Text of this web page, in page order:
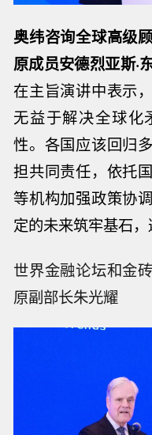
奥纬咨询全球高级
原成员安德烈亚斯
在主旨演讲中表示
无益于解决全球化
性。各国应该回归
担共同责任，依托
等机构加强政策协
定的未来筑牢基石，
世界金融论坛和金
原副部长朱光耀